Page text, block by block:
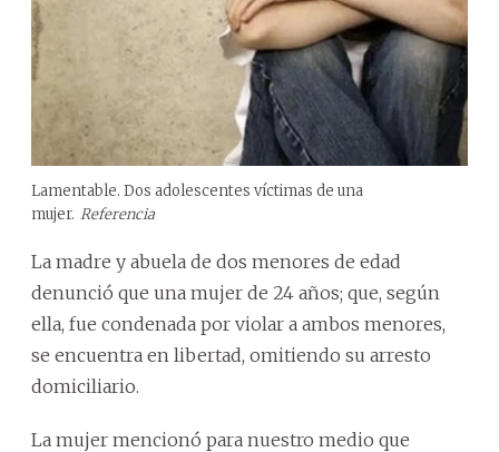
Lamentable. Dos adolescentes víctimas de una
mujer. Referencia
La madre y abuela de dos menores de edad
denunció que una mujer de 24 años; que, según
ella, fue condenada por violar a ambos menores,
se encuentra en libertad, omitiendo su arresto
domiciliario.
La mujer mencionó para nuestro medio que